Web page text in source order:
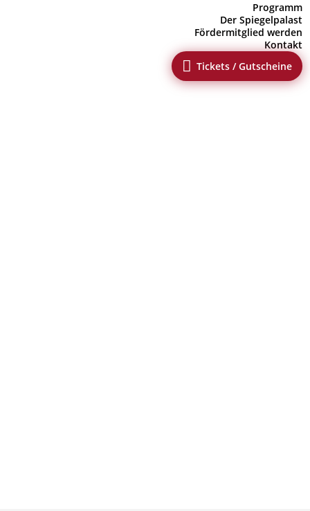
Programm
Der Spiegelpalast
Fördermitglied werden
Kontakt
 Tickets / Gutscheine